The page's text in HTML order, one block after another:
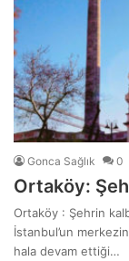
Gonca Sağlık 0
Ortaköy:
Ortaköy : Şehrin
İstanbul’un
hala devam ettiği…